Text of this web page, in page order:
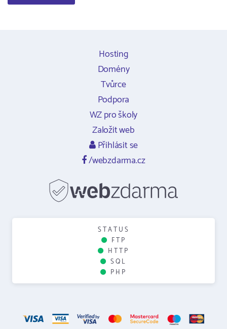
Hosting
Domény
Tvůrce
Podpora
WZ pro školy
Založit web
Přihlásit se
/webzdarma.cz
STATUS
FTP
HTTP
SQL
PHP